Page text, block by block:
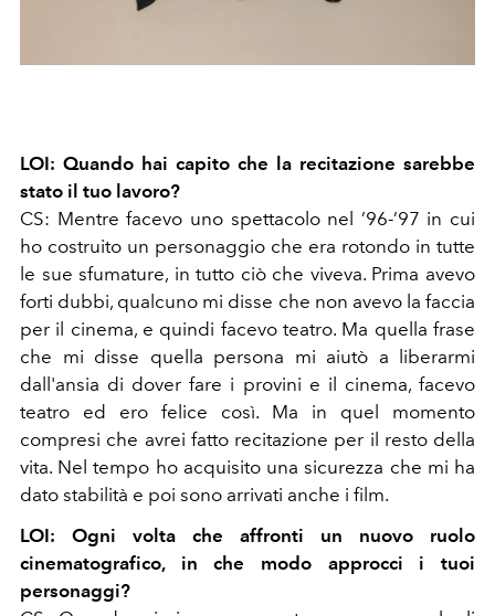
LOI: Quando hai capito che la recitazione sarebbe
stato il tuo lavoro?
CS: Mentre facevo uno spettacolo nel ’96-’97 in cui
ho costruito un personaggio che era rotondo in tutte
le sue sfumature, in tutto ciò che viveva. Prima avevo
forti dubbi, qualcuno mi disse che non avevo la faccia
per il cinema, e quindi facevo teatro. Ma quella frase
che mi disse quella persona mi aiutò a liberarmi
dall'ansia di dover fare i provini e il cinema, facevo
teatro ed ero felice così. Ma in quel momento
compresi che avrei fatto recitazione per il resto della
vita. Nel tempo ho acquisito una sicurezza che mi ha
dato stabilità e poi sono arrivati anche i film.
LOI: Ogni volta che affronti un nuovo ruolo
cinematografico, in che modo approcci i tuoi
personaggi?